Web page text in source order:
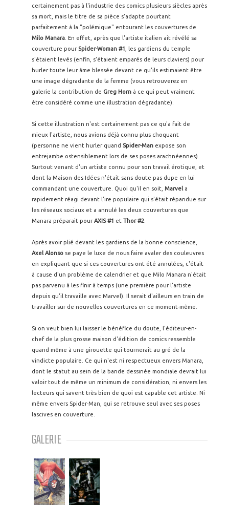
certainement pas à l'industrie des comics plusieurs siècles après
sa mort, mais le titre de sa pièce s'adapte pourtant
parfaitement à la "polémique" entourant les couvertures de
Milo Manara . En effet, après que l'artiste italien ait révélé sa
couverture pour Spider-Woman #1 , les gardiens du temple
s'étaient levés (enfin, s'étaient emparés de leurs claviers) pour
hurler toute leur âme blessée devant ce qu'ils estimaient être
une image dégradante de la femme (vous retrouverez en
galerie la contribution de Greg Horn à ce qui peut vraiment
être considéré comme une illustration dégradante).
Si cette illustration n'est certainement pas ce qu'a fait de
mieux l'artiste, nous avions déjà connu plus choquant
(personne ne vient hurler quand Spider-Man expose son
entrejambe ostensiblement lors de ses poses arachnéennes).
Surtout venant d'un artiste connu pour son travail érotique, et
dont la Maison des Idées n'était sans doute pas dupe en lui
commandant une couverture. Quoi qu'il en soit, Marvel a
rapidement réagi devant l'ire populaire qui s'était répandue sur
les réseaux sociaux et a annulé les deux couvertures que
Manara préparait pourAXIS #1 et Thor #2
Après avoir plié devant les gardiens de la bonne conscience,
Axel Alonso se paye le luxe de nous faire avaler des couleuvres
en expliquant que si ces couvertures ont été annulées, c'était
à cause d'un problème de calendrier et que Milo Manara n'était
pas parvenu à les finir à temps (une première pour l'artiste
depuis qu'il travaille avec Marvel). Il serait d'ailleurs en train de
travailler sur de nouvelles couvertures en ce moment-même.
Si on veut bien lui laisser le bénéfice du doute, l'éditeur-en-
chef de la plus grosse maison d'édition de comics ressemble
quand même à une girouette qui tournerait au gré de la
vindicte populaire. Ce qui n'est ni respectueux envers Manara,
dont le statut au sein de la bande dessinée mondiale devrait lui
valoir tout de même un minimum de considération, ni envers les
lecteurs qui savent très bien de quoi est capable cet artiste. Ni
même envers Spider-Man, qui se retrouve seul avec ses poses
lascives en couverture.
GALERIE